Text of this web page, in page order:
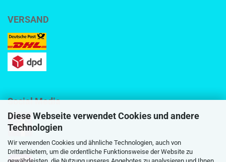
Diese Webseite verwendet Cookies und andere
Technologien
Wir verwenden Cookies und ähnliche Technologien, auch von
Drittanbietern, um die ordentliche Funktionsweise der Website zu
VERSAND
Social Media